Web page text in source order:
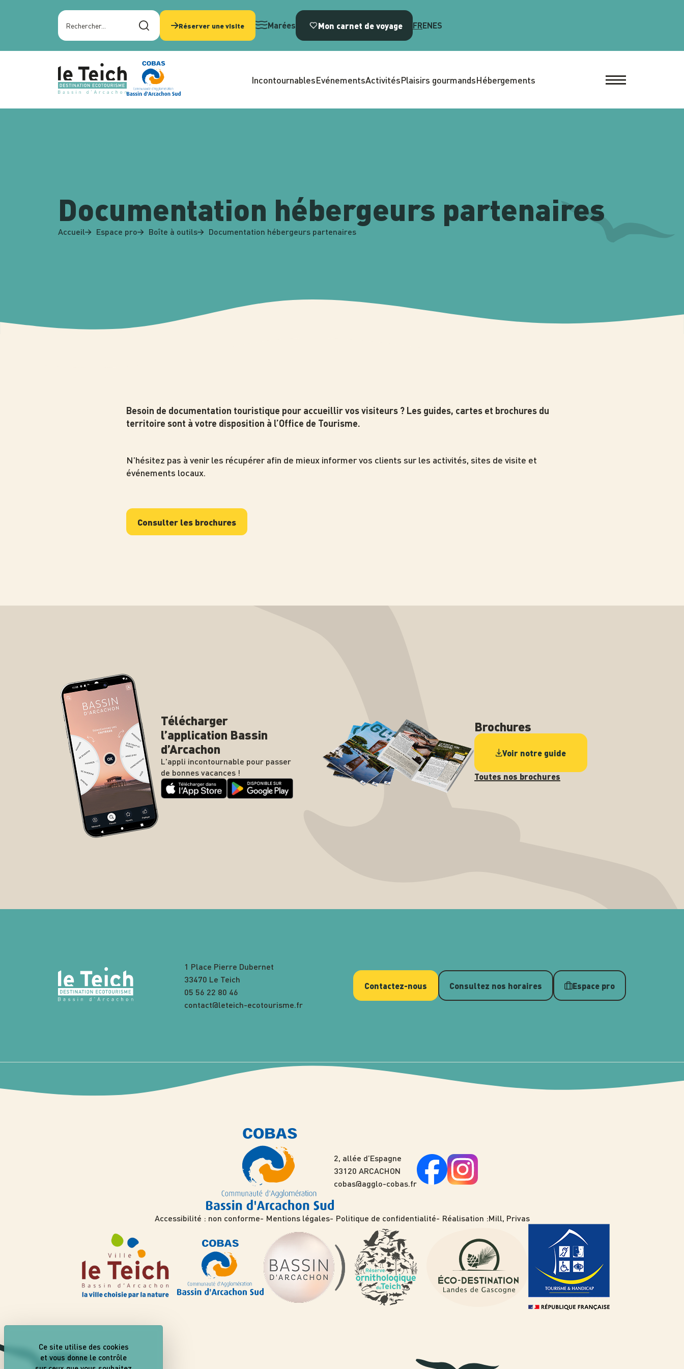
IncontournablesEvénementsActivitésPlaisirs gourmandsHébergements
Rechercher sur le site
Réserver une visite Marées Mon carnet de voyage FRENES
Documentation hébergeurs partenaires
Accueil Espace pro Boîte à outils Documentation hébergeurs partenaires
Besoin de documentation touristique pour accueillir vos visiteurs ? Les guides, cartes et brochures du
territoire sont à votre disposition à l’Office de Tourisme.
N’hésitez pas à venir les récupérer afin de mieux informer vos clients sur les activités, sites de visite et
événements locaux.
Consulter les brochures
Télécharger
l’application Bassin
d’Arcachon
L'appli incontournable pour passer
de bonnes vacances !
Brochures
Voir notre guide
Toutes nos brochures
1 Place Pierre Dubernet
33470 Le Teich
05 56 22 80 46
contact@leteich-ecotourisme.fr
Contactez-nous Consultez nos horaires Espace pro
2, allée d’Espagne
33120 ARCACHON
cobas@agglo-cobas.fr
Accessibilité : non conforme Mentions légales Politique de confidentialité Réalisation :Mill, Privas
Ce site utilise des cookies
et vous donne le contrôle